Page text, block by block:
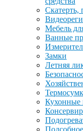
Скатерть,
Мебель
Ванные
Замки
Летняя
Кухонные